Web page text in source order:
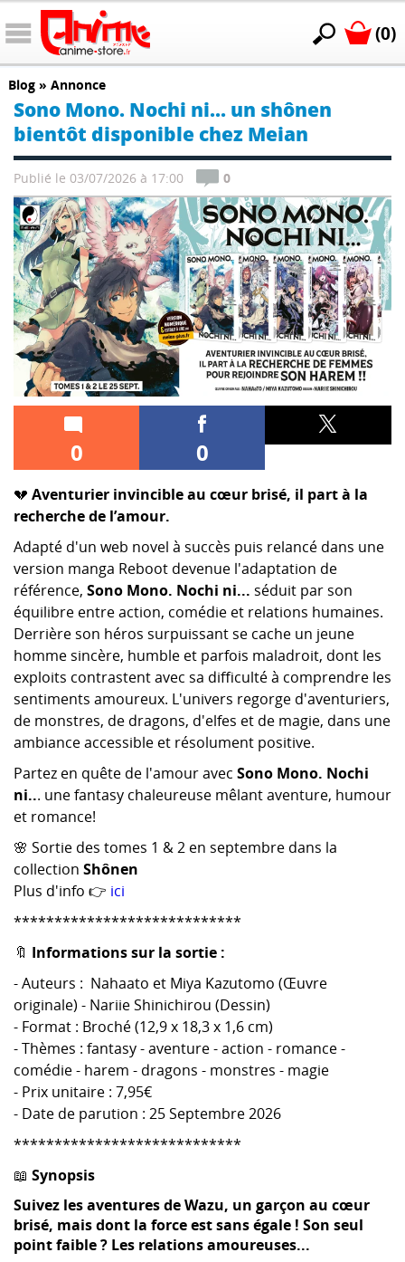
(0)
Blog » Annonce
Sono Mono. Nochi ni... un shônen
bientôt disponible chez Meian
Publié le 03/07/2026 à 17:00 0
0 0
💔 Aventurier invincible au cœur brisé, il part à la
recherche de l’amour.
Adapté d'un web novel à succès puis relancé dans une
version manga Reboot devenue l'adaptation de
référence, Sono Mono. Nochi ni... séduit par son
équilibre entre action, comédie et relations humaines.
Derrière son héros surpuissant se cache un jeune
homme sincère, humble et parfois maladroit, dont les
exploits contrastent avec sa difficulté à comprendre les
sentiments amoureux. L'univers regorge d'aventuriers,
de monstres, de dragons, d'elfes et de magie, dans une
ambiance accessible et résolument positive.
Partez en quête de l'amour avec Sono Mono. Nochi
ni... une fantasy chaleureuse mêlant aventure, humour
et romance!
🌸 Sortie des tomes 1 & 2 en septembre dans la
collection Shônen
Plus d'info 👉 ici
****************************
🔖 Informations sur la sortie :
- Auteurs : Nahaato et Miya Kazutomo (Œuvre
originale) - Nariie Shinichirou (Dessin)
- Format : Broché (12,9 x 18,3 x 1,6 cm)
- Thèmes : fantasy - aventure - action - romance -
comédie - harem - dragons - monstres - magie
- Prix unitaire : 7,95€
- Date de parution : 25 Septembre 2026
****************************
📖 Synopsis
Suivez les aventures de Wazu, un garçon au cœur
brisé, mais dont la force est sans égale ! Son seul
point faible ? Les relations amoureuses...